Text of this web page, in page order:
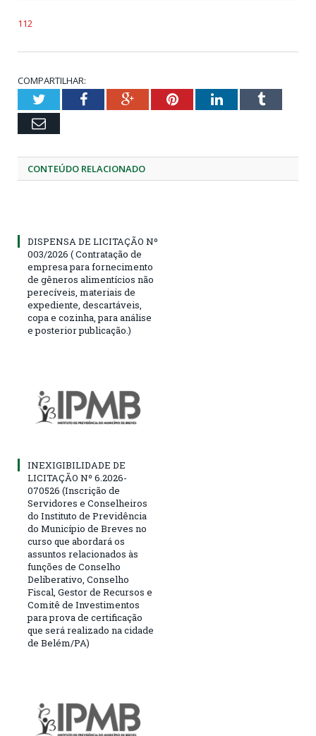
112
COMPARTILHAR:
TwitterFacebookGoogle+PinterestLinkedInTumblr
Email
CONTEÚDO RELACIONADO
DISPENSA DE LICITAÇÃO Nº
003/2026 ( Contratação de
empresa para fornecimento
de gêneros alimentícios não
perecíveis, materiais de
expediente, descartáveis,
copa e cozinha, para análise
e posterior publicação.)
INEXIGIBILIDADE DE
LICITAÇÃO Nº 6.2026-
070526 (Inscrição de
Servidores e Conselheiros
do Instituto de Previdência
do Município de Breves no
curso que abordará os
assuntos relacionados às
funções de Conselho
Deliberativo, Conselho
Fiscal, Gestor de Recursos e
Comitê de Investimentos
para prova de certificação
que será realizado na cidade
de Belém/PA)